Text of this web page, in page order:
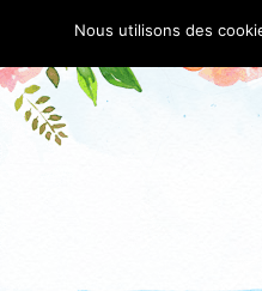
Nous utilisons des